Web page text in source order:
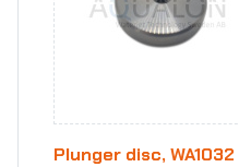
Plunger disc, WA1032